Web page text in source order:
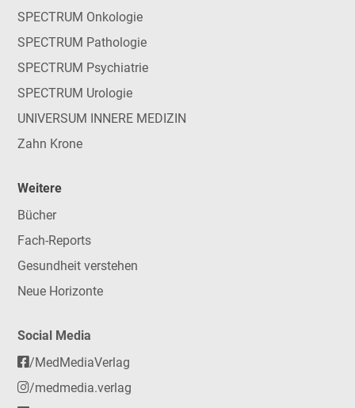
SPECTRUM Onkologie
SPECTRUM Pathologie
SPECTRUM Psychiatrie
SPECTRUM Urologie
UNIVERSUM INNERE MEDIZIN
Zahn Krone
Weitere
Bücher
Fach-Reports
Gesundheit verstehen
Neue Horizonte
Social Media
/MedMediaVerlag
/medmedia.verlag